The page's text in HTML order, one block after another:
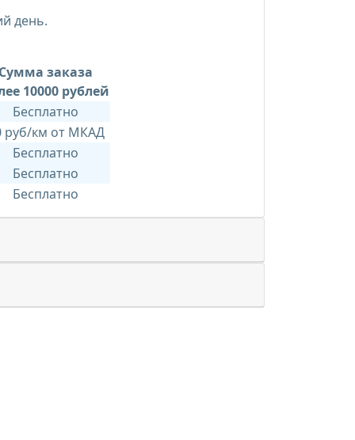
день.
заказа
10000 рублей
Бесплатно
руб/км от МКАД
Бесплатно
Бесплатно
Бесплатно